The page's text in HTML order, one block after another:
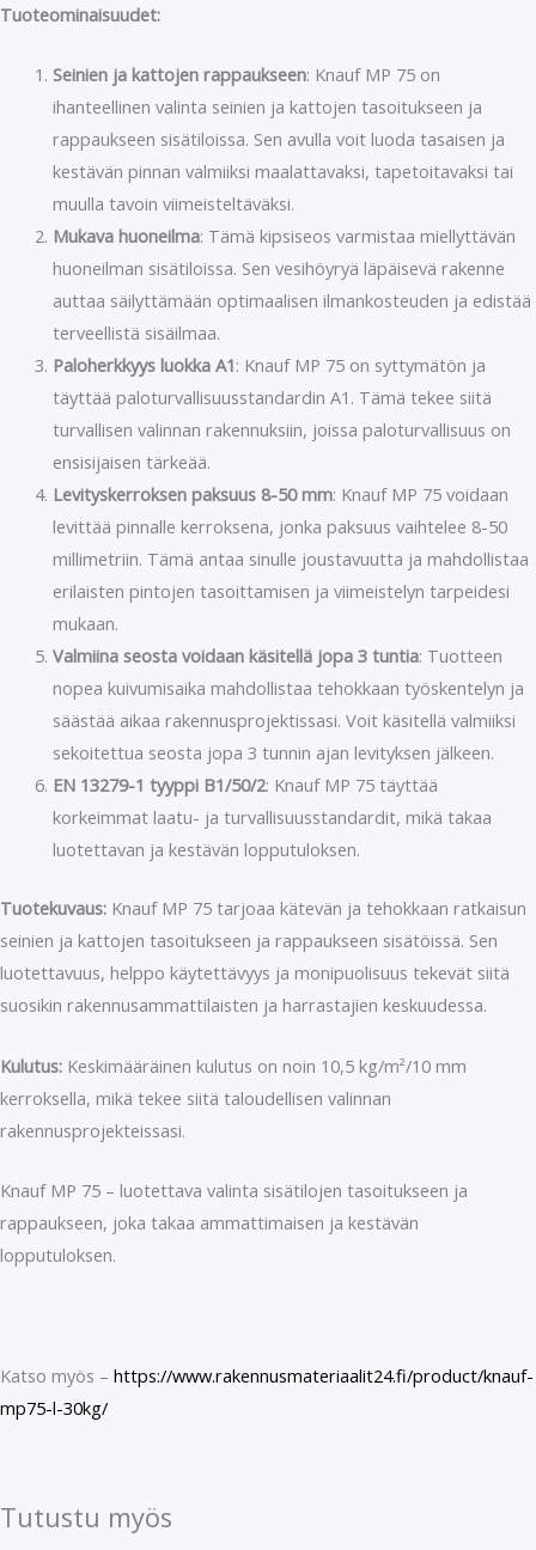
Tuoteominaisuudet:
Seinien ja kattojen rappaukseen: Knauf MP 75 on
ihanteellinen valinta seinien ja kattojen tasoitukseen ja
rappaukseen sisätiloissa. Sen avulla voit luoda tasaisen ja
kestävän pinnan valmiiksi maalattavaksi, tapetoitavaksi tai
muulla tavoin viimeisteltäväksi.
Mukava huoneilma: Tämä kipsiseos varmistaa miellyttävän
huoneilman sisätiloissa. Sen vesihöyryä läpäisevä rakenne
auttaa säilyttämään optimaalisen ilmankosteuden ja edistää
terveellistä sisäilmaa.
Paloherkkyys luokka A1: Knauf MP 75 on syttymätön ja
täyttää paloturvallisuusstandardin A1. Tämä tekee siitä
turvallisen valinnan rakennuksiin, joissa paloturvallisuus on
ensisijaisen tärkeää.
Levityskerroksen paksuus 8-50 mm: Knauf MP 75 voidaan
levittää pinnalle kerroksena, jonka paksuus vaihtelee 8-50
millimetriin. Tämä antaa sinulle joustavuutta ja mahdollistaa
erilaisten pintojen tasoittamisen ja viimeistelyn tarpeidesi
mukaan.
Valmiina seosta voidaan käsitellä jopa 3 tuntia: Tuotteen
nopea kuivumisaika mahdollistaa tehokkaan työskentelyn ja
säästää aikaa rakennusprojektissasi. Voit käsitellä valmiiksi
sekoitettua seosta jopa 3 tunnin ajan levityksen jälkeen.
EN 13279-1 tyyppi B1/50/2: Knauf MP 75 täyttää
korkeimmat laatu- ja turvallisuusstandardit, mikä takaa
luotettavan ja kestävän lopputuloksen.
Tuotekuvaus: Knauf MP 75 tarjoaa kätevän ja tehokkaan ratkaisun
seinien ja kattojen tasoitukseen ja rappaukseen sisätöissä. Sen
luotettavuus, helppo käytettävyys ja monipuolisuus tekevät siitä
suosikin rakennusammattilaisten ja harrastajien keskuudessa.
Kulutus: Keskimääräinen kulutus on noin 10,5 kg/m²/10 mm
kerroksella, mikä tekee siitä taloudellisen valinnan
rakennusprojekteissasi.
Knauf MP 75 – luotettava valinta sisätilojen tasoitukseen ja
rappaukseen, joka takaa ammattimaisen ja kestävän
lopputuloksen.
Katso myös – https://www.rakennusmateriaalit24.fi/product/knauf-
mp75-l-30kg/
Tutustu myös